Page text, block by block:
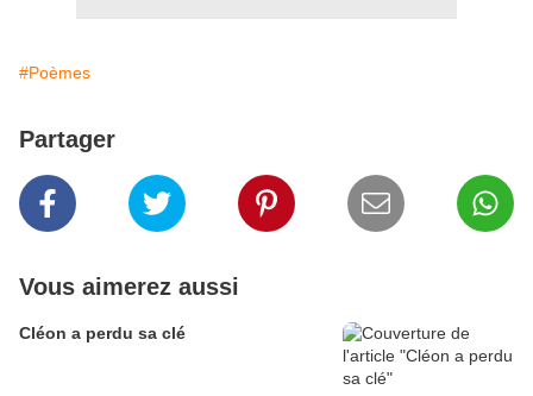
#Poèmes
Partager
Vous aimerez aussi
Cléon a perdu sa clé